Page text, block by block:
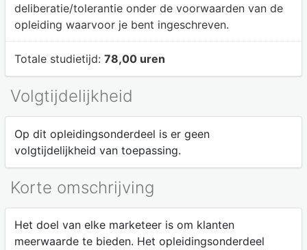
deliberatie/tolerantie onder de voorwaarden van de
opleiding waarvoor je bent ingeschreven.
Totale studietijd: 78,00 uren
Volgtijdelijkheid
Op dit opleidingsonderdeel is er geen
volgtijdelijkheid van toepassing.
Korte omschrijving
Het doel van elke marketeer is om klanten
meerwaarde te bieden. Het opleidingsonderdeel